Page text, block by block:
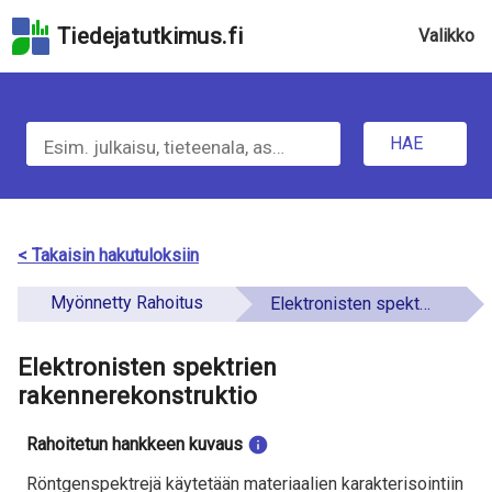
hakukenttään
pääsisältöön
Hyppää
saavutettavuusselosteeseen
Tiedejatutkimus.fi Valikko
H
a
e
t
t
o
a
HAE
< Takaisin hakutuloksiin
Myönnetty Rahoitus Elektronisten spektrien rakennerekonstruktio
Elektronisten spektrien
rakennerekonstruktio
Rahoitetun hankkeen kuvaus
Röntgenspektrejä käytetään materiaalien karakterisointiin